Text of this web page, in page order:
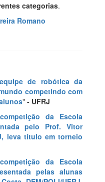
categorias.
Romano
de robótica da
competindo com
" - UFRJ
da Escola
pelo Prof. Vitor
leva título em torneio
da Escola
pelas alunas